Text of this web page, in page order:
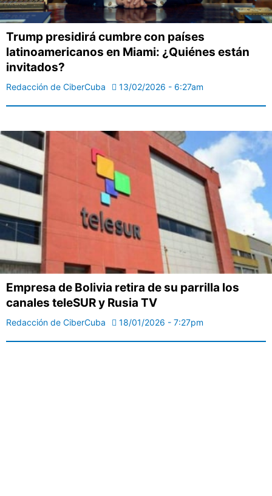
Trump presidirá cumbre con países
latinoamericanos en Miami: ¿Quiénes están
invitados?
Redacción de CiberCuba 13/02/2026 - 6:27am
Empresa de Bolivia retira de su parrilla los
canales teleSUR y Rusia TV
Redacción de CiberCuba 18/01/2026 - 7:27pm